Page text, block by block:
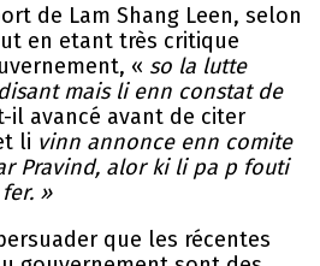
de Lam Shang Leen, selon
en etant très critique
« so la lutte
mais li enn constat de
il avancé avant de citer
li vinn annonce enn comite
Pravind, alor ki li pa p fouti
»
que les récentes